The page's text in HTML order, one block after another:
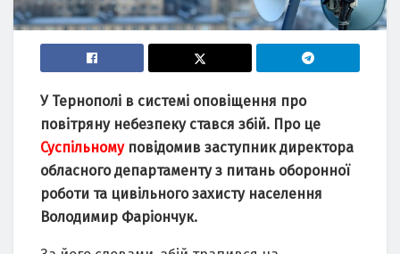
У Тернополі в системі оповіщення про
повітряну небезпеку стався збій. Про це
Суспільномуповідомив заступник директора
обласного департаменту з питань оборонної
роботи та цивільного захисту населення
Володимир Фаріончук.